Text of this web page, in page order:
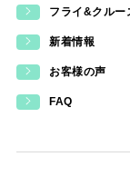
フライ&クルー
新着情報
お客様の声
FAQ